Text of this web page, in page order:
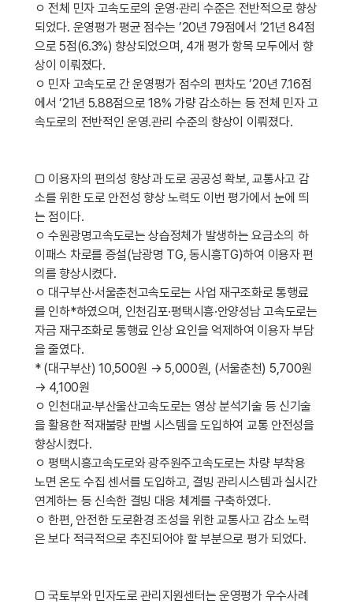
ㅇ 전체 민자 고속도로의 운영·관리 수준은 전반적으로 향상
되었다. 운영평가 평균 점수는 ’20년 79점에서 ’21년 84점
으로 5점(6.3%) 향상되었으며, 4개 평가 항목 모두에서 향
상이 이뤄졌다.
ㅇ 민자 고속도로 간 운영평가 점수의 편차도 ’20년 7.16점
에서 ’21년 5.88점으로 18% 가량 감소하는 등 전체 민자 고
속도로의 전반적인 운영․관리 수준의 향상이 이뤄졌다.
□ 이용자의 편의성 향상과 도로 공공성 확보, 교통사고 감
소를 위한 도로 안전성 향상 노력도 이번 평가에서 눈에 띄
는 점이다.
ㅇ 수원광명고속도로는 상습정체가 발생하는 요금소의 하
이패스 차로를 증설(남광명 TG, 동시흥TG)하여 이용자 편
의를 향상시켰다.
ㅇ 대구부산·서울춘천고속도로는 사업 재구조화로 통행료
를 인하*하였으며, 인천김포·평택시흥·안양성남 고속도로는
자금 재구조화로 통행료 인상 요인을 억제하여 이용자 부담
을 줄였다.
* (대구부산) 10,500원 → 5,000원, (서울춘천) 5,700원
→ 4,100원
ㅇ 인천대교·부산울산고속도로는 영상 분석기술 등 신기술
을 활용한 적재불량 판별 시스템을 도입하여 교통 안전성을
향상시켰다.
ㅇ 평택시흥고속도로와 광주원주고속도로는 차량 부착용
노면 온도 수집 센서를 도입하고, 결빙 관리시스템과 실시간
연계하는 등 신속한 결빙 대응 체계를 구축하였다.
ㅇ 한편, 안전한 도로환경 조성을 위한 교통사고 감소 노력
은 보다 적극적으로 추진되어야 할 부분으로 평가 되었다.
□ 국토부와 민자도로 관리지원센터는 운영평가 우수사례